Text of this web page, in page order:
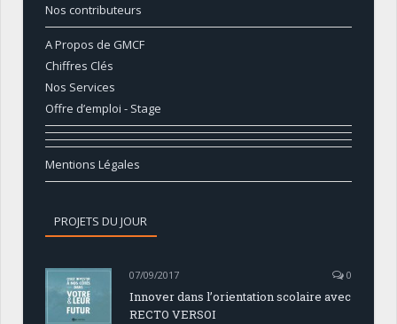
Nos contributeurs
A Propos de GMCF
Chiffres Clés
Nos Services
Offre d’emploi - Stage
Mentions Légales
PROJETS DU JOUR
07/09/2017 0
Innover dans l’orientation scolaire avec
RECTO VERSOI